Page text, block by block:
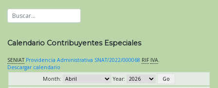
Calendario Contribuyentes Especiales
SENIAT Providencia Administrativa SNAT/2022/000068 RIF IVA
Descargar calendario
Month:
Year: